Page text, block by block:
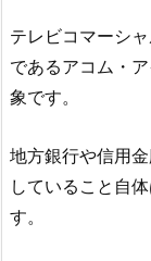
テレビコマーシ
であるアコム・
象です。
地方銀行や信用
していること自
す。